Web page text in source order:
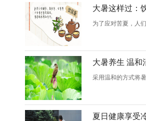
大暑这样过：
为了应对苦夏，人
大暑养生 温和
采用温和的方式将
夏日健康享受